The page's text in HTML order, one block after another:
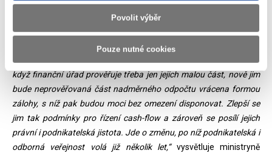
Povolit výběr
Pouze nutné cookies
nepatrnou část. V praxi se může jednat například o společnosti
exportující své zboží do zahraničí.
„Zatímco nyní musejí plátci DPH čekat na vyplacení
mnohamilionových nadměrných odpočtů mnohdy i celé měsíce, i
když finanční úřad prověřuje třeba jen jejich malou část, nově jim
bude neprověřovaná část nadměrného odpočtu vrácena formou
zálohy, s níž pak budou moci bez omezení disponovat. Zlepší se
jim tak podmínky pro řízení cash-flow a zároveň se posílí jejich
právní i podnikatelská jistota. Jde o změnu, po níž podnikatelská i
odborná veřejnost volá již několik let,“vysvětluje ministryně